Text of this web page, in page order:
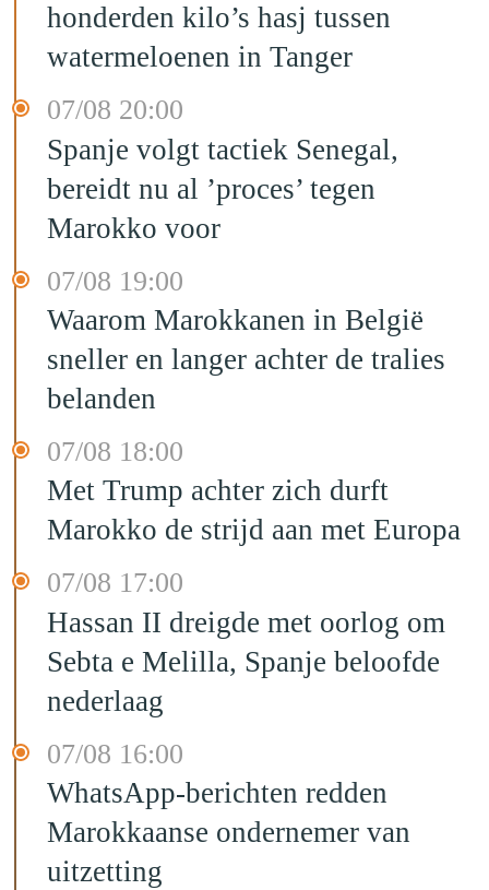
honderden kilo’s hasj tussen
watermeloenen in Tanger
07/08 20:00
Spanje volgt tactiek Senegal,
bereidt nu al ’proces’ tegen
Marokko voor
07/08 19:00
Waarom Marokkanen in België
sneller en langer achter de tralies
belanden
07/08 18:00
Met Trump achter zich durft
Marokko de strijd aan met Europa
07/08 17:00
Hassan II dreigde met oorlog om
Sebta e Melilla, Spanje beloofde
nederlaag
07/08 16:00
WhatsApp-berichten redden
Marokkaanse ondernemer van
uitzetting